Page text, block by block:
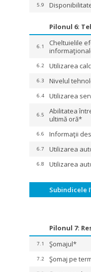
5.9
Pilonul 6:
6.1
Cheltuielile
6.2 Utilizarea
6.3 Nivelul
6.4 Utilizarea
6.5
Abilitatea
ultimă oră*
6.6 Informaţii
6.7 Utilizarea
6.8 Utilizarea
Subindicele
Pilonul 7:
7.1 Şomajul*
7.2 Şomaj pe